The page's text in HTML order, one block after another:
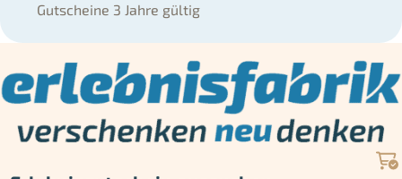
Gutscheine 3 Jahre gültig